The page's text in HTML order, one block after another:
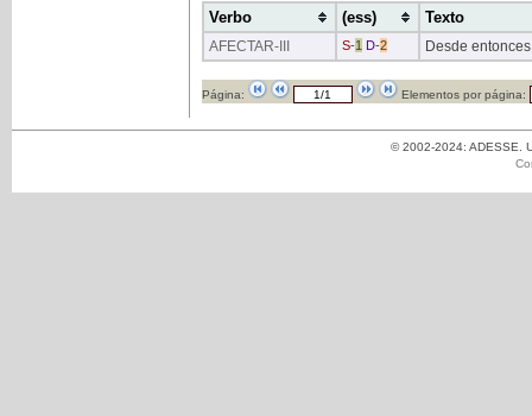
Verbo (ess) Texto
AFECTAR-III S-1 D-2 Desde
Página: Elementos por página:
© 2002-2024: ADESSE.